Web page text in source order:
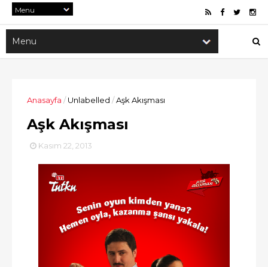
Anasayfa /Unlabelled /Aşk Akışması
Aşk Akışması
Kasım 22, 2013